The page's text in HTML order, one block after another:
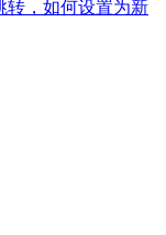
转，如何设置为新